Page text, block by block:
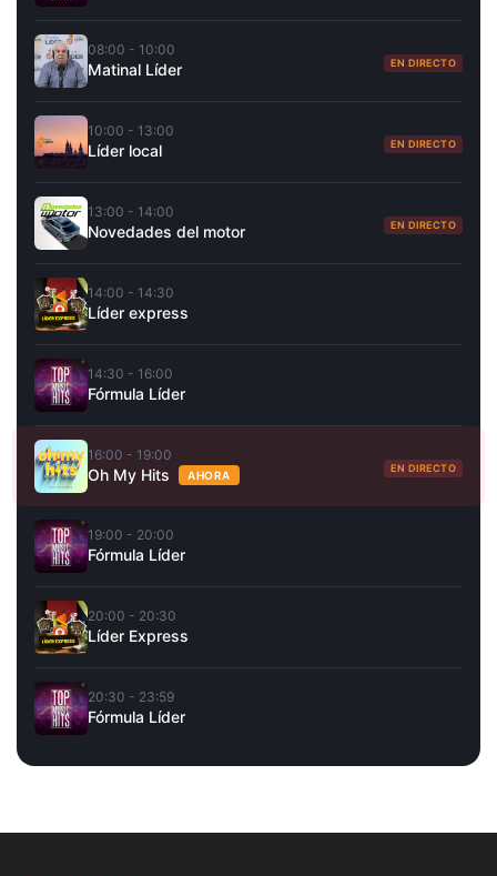
08:00 - 10:00
Matinal Líder EN DIRECTO
10:00 - 13:00
Líder local EN DIRECTO
13:00 - 14:00
Novedades del motor EN DIRECTO
14:00 - 14:30
Líder express
14:30 - 16:00
Fórmula Líder
16:00 - 19:00
Oh My Hits AHORA
EN DIRECTO
19:00 - 20:00
Fórmula Líder
20:00 - 20:30
Líder Express
20:30 - 23:59
Fórmula Líder